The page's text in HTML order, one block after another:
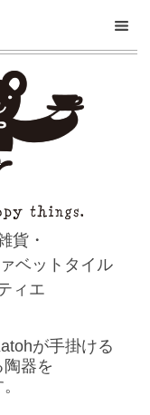
貨・
ベットタイル
ィエ
が手掛ける
器を